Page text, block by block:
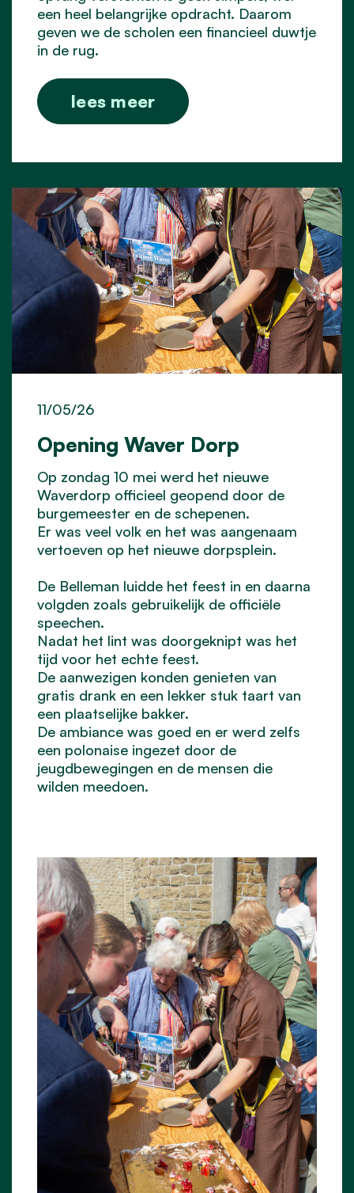
een heel belangrijke opdracht. Daarom
geven we de scholen een financieel duwtje
in de rug.
lees meer
Opening Waver Dorp
11/05/26
Op zondag 10 mei werd het nieuwe
Waverdorp officieel geopend door de
burgemeester en de schepenen.
Er was veel volk en het was aangenaam
vertoeven op het nieuwe dorpsplein.
De Belleman luidde het feest in en daarna
volgden zoals gebruikelijk de officiële
speechen.
Nadat het lint was doorgeknipt was het
tijd voor het echte feest.
De aanwezigen konden genieten van
gratis drank en een lekker stuk taart van
een plaatselijke bakker.
De ambiance was goed en er werd zelfs
een polonaise ingezet door de
jeugdbewegingen en de mensen die
wilden meedoen.